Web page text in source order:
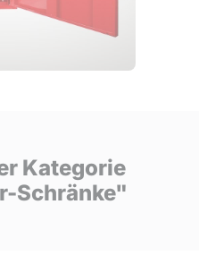
Kategorie
Schränke"